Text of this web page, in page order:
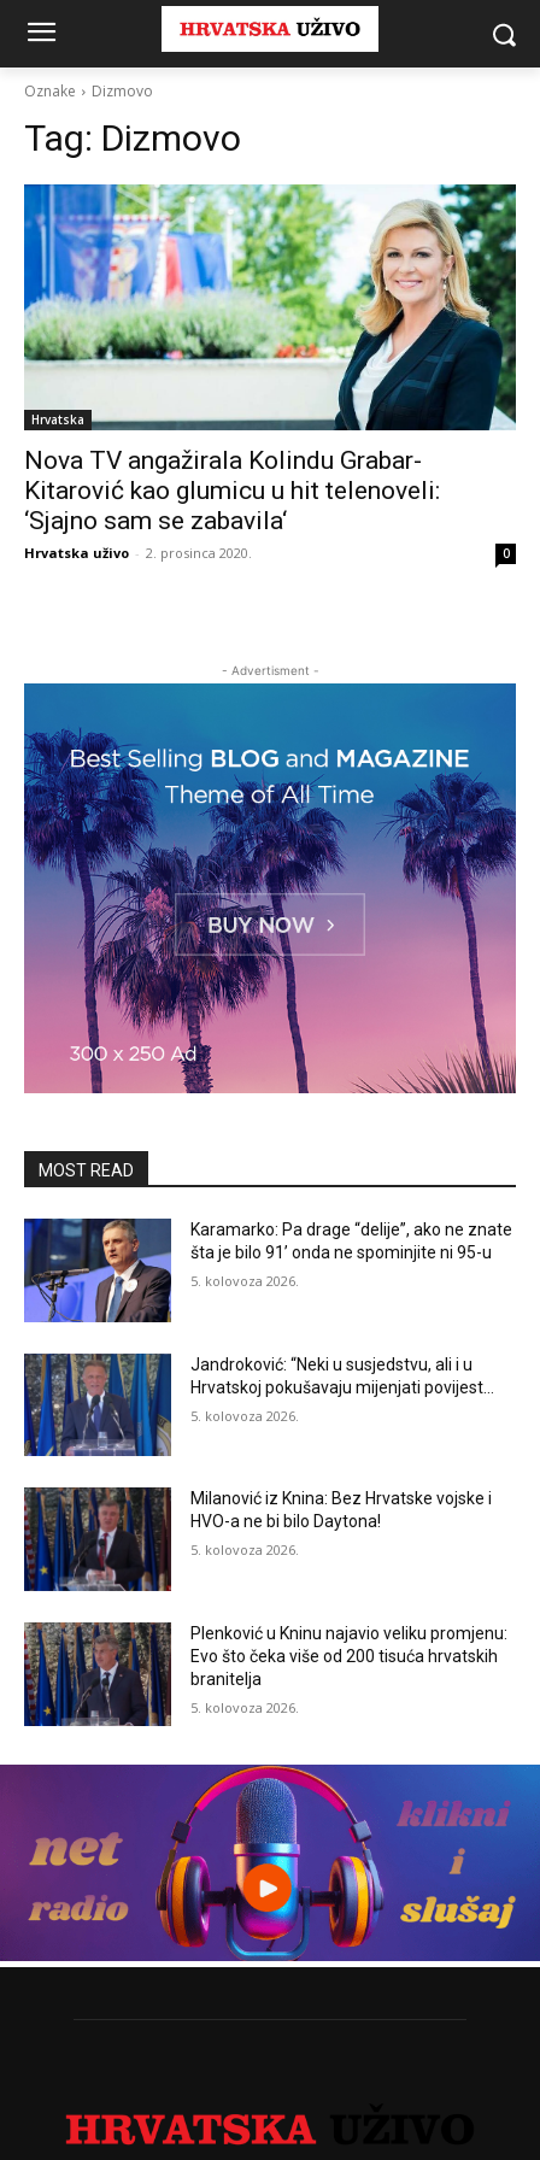
Oznake Dizmovo
Tag: Dizmovo
Hrvatska
Nova TV angažirala Kolindu Grabar-
Kitarović kao glumicu u hit telenoveli:
‘Sjajno sam se zabavila‘
Hrvatska uživo - 2. prosinca 2020. 0
- Advertisment -
MOST READ
Karamarko: Pa drage “delije”, ako ne znate
šta je bilo 91’ onda ne spominjite ni 95-u
5. kolovoza 2026.
Jandroković: “Neki u susjedstvu, ali i u
Hrvatskoj pokušavaju mijenjati povijest…
5. kolovoza 2026.
Milanović iz Knina: Bez Hrvatske vojske i
HVO-a ne bi bilo Daytona!
5. kolovoza 2026.
Plenković u Kninu najavio veliku promjenu:
Evo što čeka više od 200 tisuća hrvatskih
branitelja
5. kolovoza 2026.